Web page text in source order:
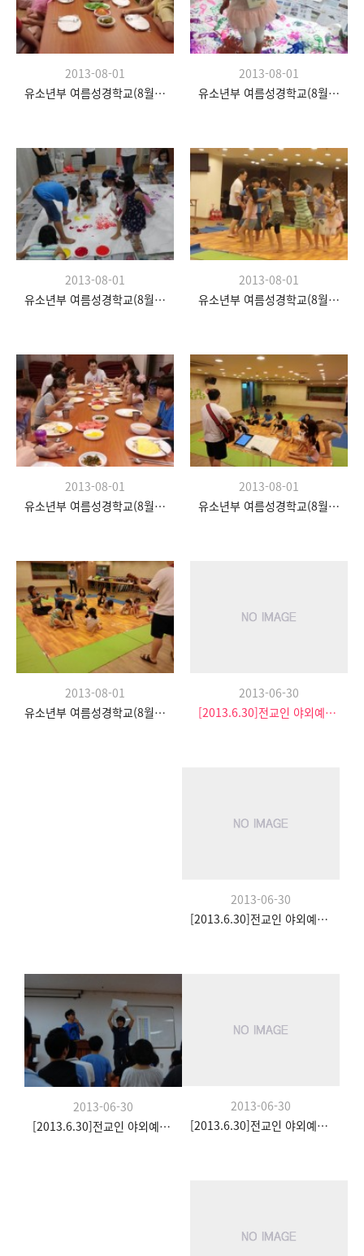
2013-08-01
유소년부 여름성경학교(8월 20일)
2013-08-01
유소년부 여름성경학교(8월 20일)
2013-08-01
유소년부 여름성경학교(8월 20일)
2013-08-01
유소년부 여름성경학교(8월 20일)
2013-08-01
유소년부 여름성경학교(8월 20일)
2013-08-01
유소년부 여름성경학교(8월 20일)
2013-08-01
유소년부 여름성경학교(8월 20일)
2013-06-30
[2013.6.30]전교인 야외예배- 팀수양관
2013-06-30
[2013.6.30]전교인 야외예배- 팀수양관
2013-06-30
[2013.6.30]전교인 야외예배- 팀수양관
2013-06-30
[2013.6.30]전교인 야외예배- 팀수양관